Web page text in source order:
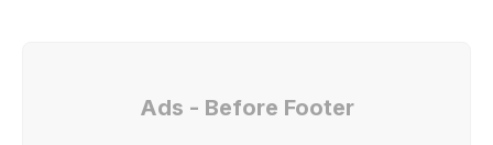
Ads - Before Footer